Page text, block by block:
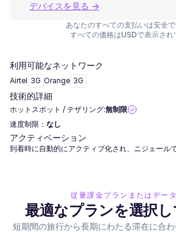
デバイスを見る →
あなたのすべての支払いは安全
すべての価格はUSDで表示され
利用可能なネットワーク
Airtel 3G Orange 3G
技術的詳細
ホットスポット / テザリング:無制限
速度制限： なし
アクティベーション
到着時に自動的にアクティブ化され、ニジェール
従量課金プランまたはデー
最適なプランを選択
短期間の旅行から長期にわたる滞在に合